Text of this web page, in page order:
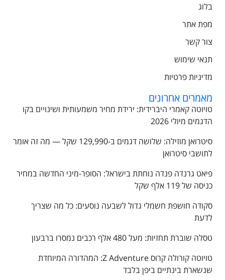
בלוג
מפת אתר
צור קשר
תנאי שימוש
מדיניות פרטיות
מאמרים אחרונים
טויוטה קאמרי היברידית: ירידת מחיר משמעותית ושינויים בקו
הדגמים מיולי 2026
סיטרואן מוזילה: שלושה דגמים ב-129,990 שקל — מה זה אומר
לתושבי סיטרואן
פיאט גרנדה פנדה נוחתת בישראל: הסופר-מיני החדשה במחיר
כניסה של 119 אלף שקל
סקודה חושפת חשמלי גדול לשבעה נוסעים: כל מה שצריך
לדעת
טסלה שוברת תחזיות: מעל 480 אלף רכבים נמסרו ברבעון
טויוטה קורולה קרוס Z Adventure: המהדורה המיוחדת
שנשארת בינתיים ביפן בלבד